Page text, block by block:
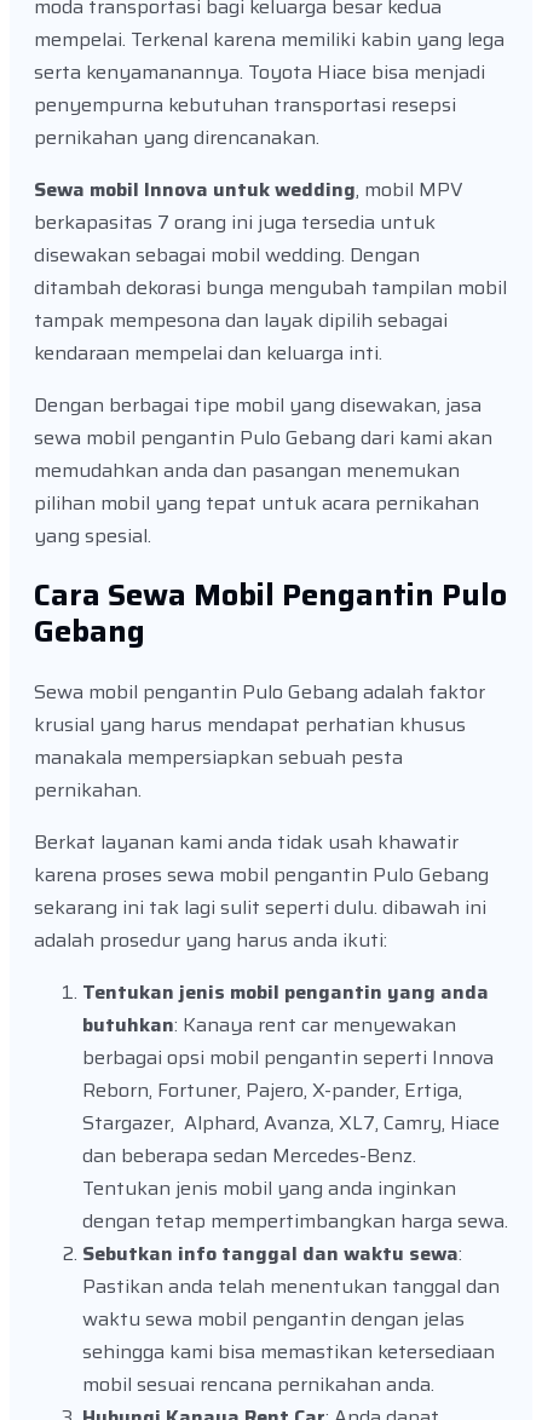
moda transportasi bagi keluarga besar kedua
mempelai. Terkenal karena memiliki kabin yang lega
serta kenyamanannya. Toyota Hiace bisa menjadi
penyempurna kebutuhan transportasi resepsi
pernikahan yang direncanakan.
Sewa mobil Innova untuk wedding, mobil MPV
berkapasitas 7 orang ini juga tersedia untuk
disewakan sebagai mobil wedding. Dengan
ditambah dekorasi bunga mengubah tampilan mobil
tampak mempesona dan layak dipilih sebagai
kendaraan mempelai dan keluarga inti.
Dengan berbagai tipe mobil yang disewakan, jasa
sewa mobil pengantin Pulo Gebang dari kami akan
memudahkan anda dan pasangan menemukan
pilihan mobil yang tepat untuk acara pernikahan
yang spesial.
Cara Sewa Mobil Pengantin Pulo
Gebang
Sewa mobil pengantin Pulo Gebang adalah faktor
krusial yang harus mendapat perhatian khusus
manakala mempersiapkan sebuah pesta
pernikahan.
Berkat layanan kami anda tidak usah khawatir
karena proses sewa mobil pengantin Pulo Gebang
sekarang ini tak lagi sulit seperti dulu. dibawah ini
adalah prosedur yang harus anda ikuti:
Tentukan jenis mobil pengantin yang anda
butuhkan: Kanaya rent car menyewakan
berbagai opsi mobil pengantin seperti Innova
Reborn, Fortuner, Pajero, X-pander, Ertiga,
Stargazer, Alphard, Avanza, XL7, Camry, Hiace
dan beberapa sedan Mercedes-Benz.
Tentukan jenis mobil yang anda inginkan
dengan tetap mempertimbangkan harga sewa.
Sebutkan info tanggal dan waktu sewa:
Pastikan anda telah menentukan tanggal dan
waktu sewa mobil pengantin dengan jelas
sehingga kami bisa memastikan ketersediaan
mobil sesuai rencana pernikahan anda.